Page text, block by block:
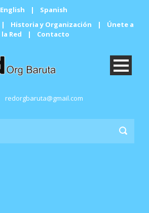
English |
Spanish
| Historia y Organización |
Únete a
la Red
| Contacto
redorgbaruta@gmail.com